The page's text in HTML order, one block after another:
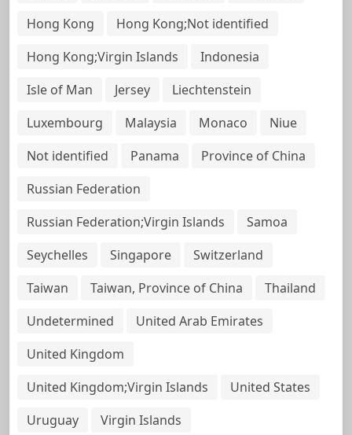
Hong Kong
Hong Kong;Not identified
Hong Kong;Virgin Islands
Indonesia
Isle of Man
Jersey
Liechtenstein
Luxembourg
Malaysia Monaco
Niue
Not identified
Panama
Province of China
Russian Federation
Russian Federation;Virgin Islands
Samoa
Seychelles
Singapore
Switzerland
Taiwan
Taiwan, Province of China
Thailand
Undetermined
United Arab Emirates
United Kingdom
United Kingdom;Virgin Islands
United States
Uruguay
Virgin Islands